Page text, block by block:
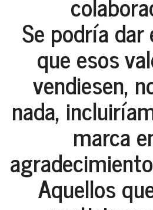
Se podría dar
que esos
vendiesen,
nada,
marca
Aquellos